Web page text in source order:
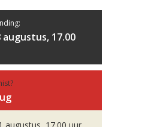
17.00